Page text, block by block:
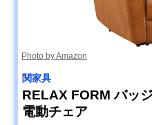
Photo by Amazon
関家具
RELAX FORM バッ
電動チェア